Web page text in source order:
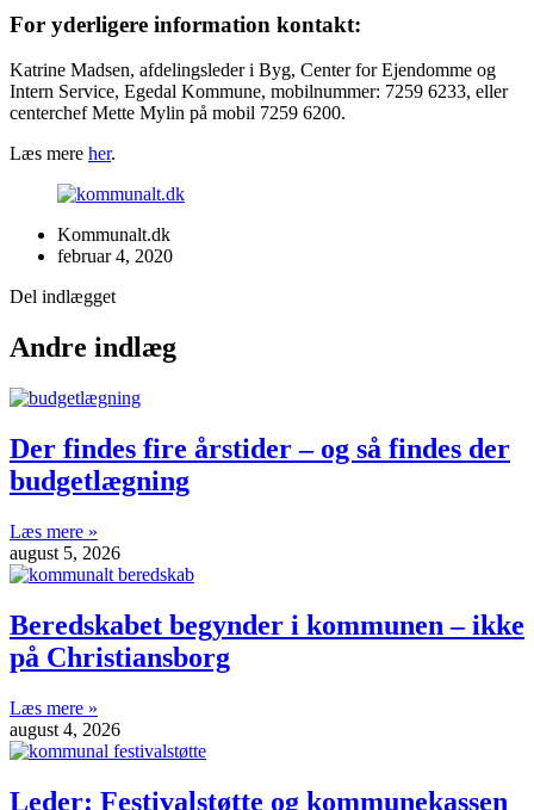
For yderligere information kontakt:
Katrine Madsen, afdelingsleder i Byg, Center for Ejendomme og
Intern Service, Egedal Kommune, mobilnummer: 7259 6233, eller
centerchef Mette Mylin på mobil 7259 6200.
Læs mere her.
Kommunalt.dk
februar 4, 2020
Del indlægget
Andre indlæg
Der findes fire årstider – og så findes der
budgetlægning
Læs mere »
august 5, 2026
Beredskabet begynder i kommunen – ikke
på Christiansborg
Læs mere »
august 4, 2026
Leder: Festivalstøtte og kommunekassen